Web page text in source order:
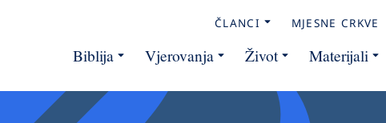
ČLANCI MJESNE CRKVE
Biblija Vjerovanja Život Materijali